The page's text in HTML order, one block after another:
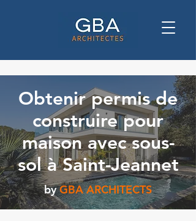
Obtenir permis de
construire pour
maison avec sous-
sol à Saint-Jeannet
by GBA ARCHITECTS